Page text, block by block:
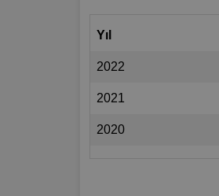
Yıl
2022
2021
2020